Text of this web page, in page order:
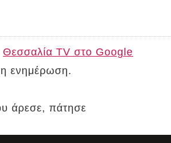
Θεσσαλία TV στο Google
ενημέρωση.
άρεσε, πάτησε